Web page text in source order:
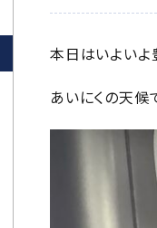
本日はいよいよ
あいにくの天候